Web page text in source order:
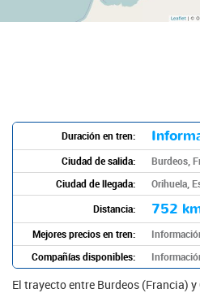
Duración en tren:
Ciudad de salida:
Burdeos,
Ciudad de llegada:
Orihuela,
Distancia:
752
Mejores precios en tren:
Compañías disponibles:
El trayecto entre Burdeos (Francia)